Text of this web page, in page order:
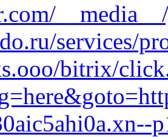
services/
bitrix/